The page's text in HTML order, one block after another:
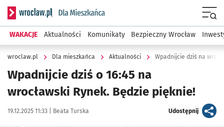
Serwis informacyjny wroclaw.pl podserwis: Dla mieszkańca
WAKACJE Aktualności Komunikaty Bezpieczny Wrocław
wroclaw.pl Dla mieszkańca Aktualności Wpadnijcie dziś na
Wpadnijcie dziś o 16:45 na
wrocławski Rynek. Będzie pięknie!
Data publikacji:
19.12.2025 11:33 | Autor:
Beata Turska Udostępnijartykuł